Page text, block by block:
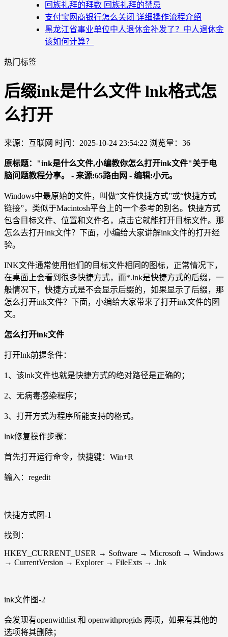
回族礼拜的拜数 回族礼拜的禁忌
支付宝网商银行怎么关闭 详细操作流程介绍
黑龙江省事业单位中人退休金补发了？中人退休金
该如何计算？
热门标签
后缀ink是什么文件 lnk格式怎
么打开
来源：互联网 时间：2025-10-24 23:54:22 浏览量：36
原标题："ink是什么文件,小编教你怎么打开ink文件"关于电
脑问题教程分享。 - 来源:65路由网 - 编辑:小元。
Windows中最原始的文件，叫做“文件快捷方式”或“快捷方式
链接”，类似于Macintosh平台上的一个参考的别名。快捷方式
包含目标文件、位置和文件名，点击它就能打开目标文件。那
怎么去打开ink文件？下面，小编给大家讲解ink文件的打开经
验。
INK文件通常使用他们的目标文件相同的图标，正常情况下，
在桌面上会看到很多快捷方式，而*.lnk是快捷方式的后缀，一
般情况下，快捷方式是不会显示后缀的，如果显示了后缀，那
怎么打开ink文件？下面，小编给大家带来了打开ink文件的图
文。
怎么打开ink文件
打开lnk前提条件：
1、该lnk文件也就是快捷方式的绝对路径是正确的；
2、无病毒感染程序；
3、打开方式为程序所能支持的格式。
lnk修复操作步骤：
首先打开运行命令，快捷键：Win+R
输入：regedit
快捷方式图-1
找到：
HKEY_CURRENT_USER → Software → Microsoft → Windows
→ CurrentVersion → Explorer → FileExts → .lnk
ink文件图-2
会发现有openwithlist 和 openwithprogids 两项，如果有其他的
选项将其删除；